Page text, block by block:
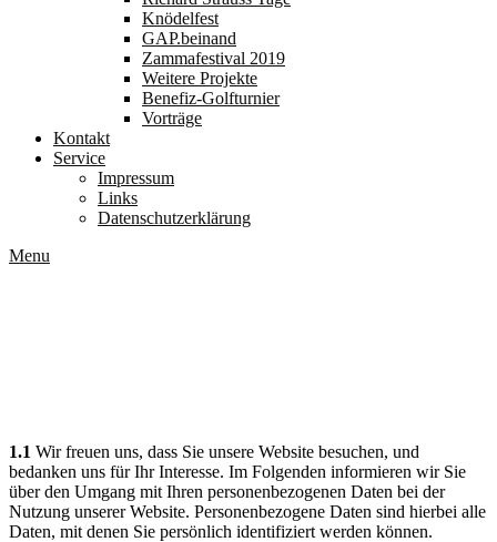
Knödelfest
GAP.beinand
Zammafestival 2019
Weitere Projekte
Benefiz-Golfturnier
Vorträge
Kontakt
Service
Impressum
Links
Datenschutzerklärung
Menu
1.1 Wir freuen uns, dass Sie unsere Website besuchen, und
bedanken uns für Ihr Interesse. Im Folgenden informieren wir Sie
über den Umgang mit Ihren personenbezogenen Daten bei der
Nutzung unserer Website. Personenbezogene Daten sind hierbei alle
Daten, mit denen Sie persönlich identifiziert werden können.